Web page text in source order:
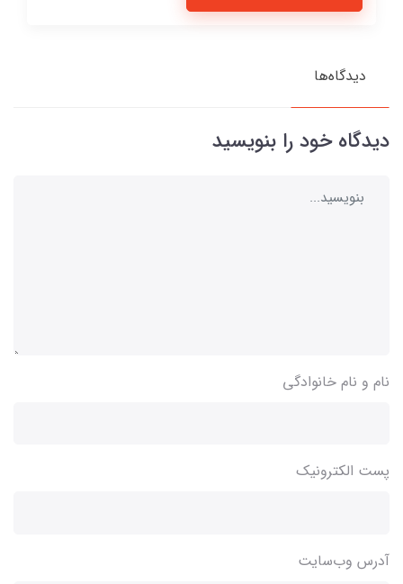
دیدگاه‌ها
دیدگاه خود را بنویسید
نام و نام خانوادگی
پست الکترونیک
آدرس وب‌سایت